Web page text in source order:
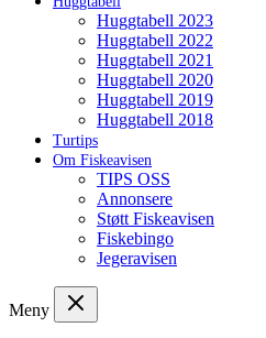
Huggtabell 2023
Huggtabell 2022
Huggtabell 2021
Huggtabell 2020
Huggtabell 2019
Huggtabell 2018
Turtips
Om Fiskeavisen
TIPS OSS
Annonsere
Støtt Fiskeavisen
Fiskebingo
Jegeravisen
Meny